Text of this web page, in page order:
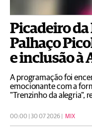
Picadeiro
Palhaço
e inclusão à
A programação foi
emocionante com a
"Trenzinho da alegria",
coletiva da amizade, do
00:00 | 30 07 2026 | MIX